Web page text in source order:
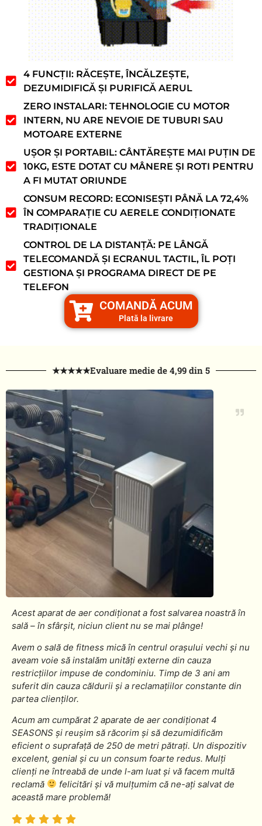
4 FUNCȚII: RĂCEȘTE, ÎNCĂLZEȘTE,
DEZUMIDIFICĂ ȘI PURIFICĂ AERUL
ZERO INSTALARI: TEHNOLOGIE CU MOTOR
INTERN, NU ARE NEVOIE DE TUBURI SAU
MOTOARE EXTERNE
UȘOR ȘI PORTABIL: CÂNTĂREȘTE MAI PUȚIN DE
10KG, ESTE DOTAT CU MÂNERE ȘI ROTI PENTRU
A FI MUTAT ORIUNDE
CONSUM RECORD: ECONISEȘTI PÂNĂ LA 72,4%
ÎN COMPARAȚIE CU AERELE CONDIȚIONATE
TRADIȚIONALE
CONTROL DE LA DISTANȚĂ: PE LÂNGĂ
TELECOMANDĂ ȘI ECRANUL TACTIL, ÎL POȚI
GESTIONA ȘI PROGRAMA DIRECT DE PE
TELEFON
COMANDĂ ACUM
Plată la livrare
★★★★★Evaluare medie de 4,99 din 5
Acest aparat de aer condiționat a fost salvarea noastră în
sală – în sfârșit, niciun client nu se mai plânge!
Avem o sală de fitness mică în centrul orașului vechi și nu
aveam voie să instalăm unități externe din cauza
restricțiilor impuse de condominiu. Timp de 3 ani am
suferit din cauza căldurii și a reclamațiilor constante din
partea clienților.
Acum am cumpărat 2 aparate de aer condiționat 4
SEASONS și reușim să răcorim și să dezumidificăm
eficient o suprafață de 250 de metri pătrați. Un dispozitiv
excelent, genial și cu un consum foarte redus. Mulți
clienți ne întreabă de unde l-am luat și vă facem multă
reclamă
felicitări și vă mulțumim că ne-ați salvat de
această mare problemă!